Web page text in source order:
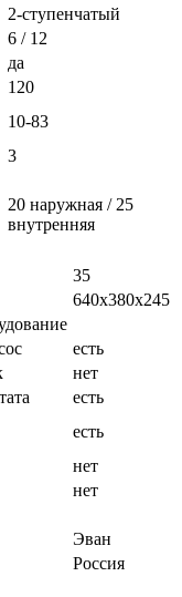
2-ступенчатый
6 / 12
да
120
10-83
3
20 наружная / 25
внутренняя
35
640х380х245
есть
нет
есть
есть
нет
нет
Эван
Россия